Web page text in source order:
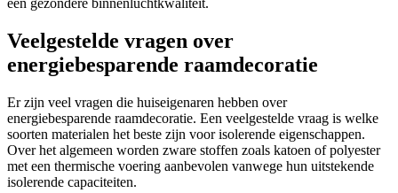
een gezondere binnenluchtkwaliteit.
Veelgestelde vragen over
energiebesparende raamdecoratie
Er zijn veel vragen die huiseigenaren hebben over
energiebesparende raamdecoratie. Een veelgestelde vraag is welke
soorten materialen het beste zijn voor isolerende eigenschappen.
Over het algemeen worden zware stoffen zoals katoen of polyester
met een thermische voering aanbevolen vanwege hun uitstekende
isolerende capaciteiten.